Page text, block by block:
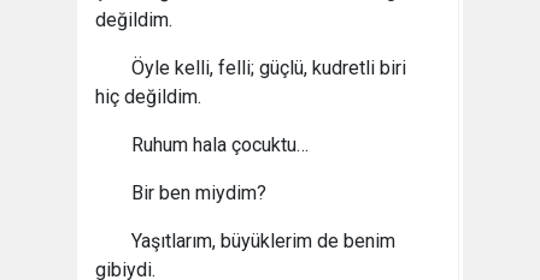
değildim.
Öyle kelli, felli; güçlü, kudretli biri
hiç değildim.
Ruhum hala çocuktu…
Bir ben miydim?
Yaşıtlarım, büyüklerim de benim
gibiydi.